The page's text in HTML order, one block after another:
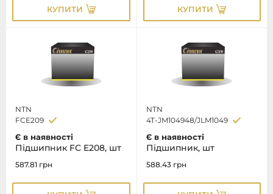
КУПИТИ КУПИТИ
NTN
FCE209
Є в наявності
Підшипник FC E208, шт
587.81 грн
NTN
4T-JM104948/JLM1049
Є в наявності
Підшипник, шт
588.43 грн